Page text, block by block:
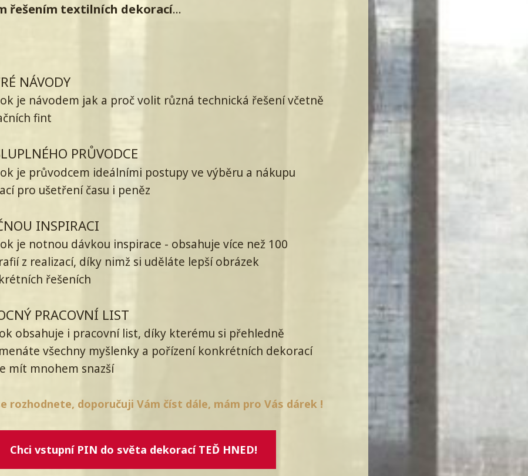
řešením textilních dekorací...
NÁVODY
je návodem jak a proč volit různá technická řešení včetně
fint
PRŮVODCE
je průvodcem ideálními postupy ve výběru a nákupu
pro ušetření času i peněz
INSPIRACI
je notnou dávkou inspirace - obsahuje více než 100
z realizací, díky nimž si uděláte lepší obrázek
řešeních
PRACOVNÍ LIST
obsahuje i pracovní list, díky kterému si přehledně
všechny myšlenky a pořízení konkrétních dekorací
mít mnohem snazší
rozhodnete, doporučuji Vám číst dále, mám pro Vás dárek !
Chci vstupní PIN do světa dekorací TEĎ HNED!